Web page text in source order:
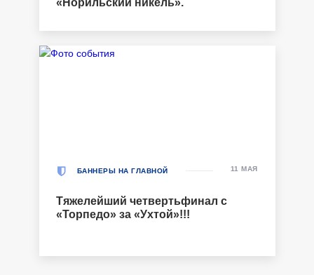
«Норильский никель».
БАННЕРЫ НА ГЛАВНОЙ
Тяжелейший четвертьфинал с
«Торпедо» за «Ухтой»!!!
11 МАЯ